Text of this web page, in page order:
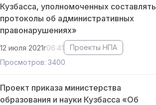
Кузбасса, уполномоченных составлять
протоколы об административных
правонарушениях»
12 июля 2021г06:41
Проекты НПА
Просмотров: 3400
Проект приказа министерства
образования и науки Кузбасса «Об